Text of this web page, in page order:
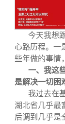
今天我想
心路历程。一
些年做的事情
一、我这
是解决一切困
我过去在
湖北省几乎
后调到几乎是